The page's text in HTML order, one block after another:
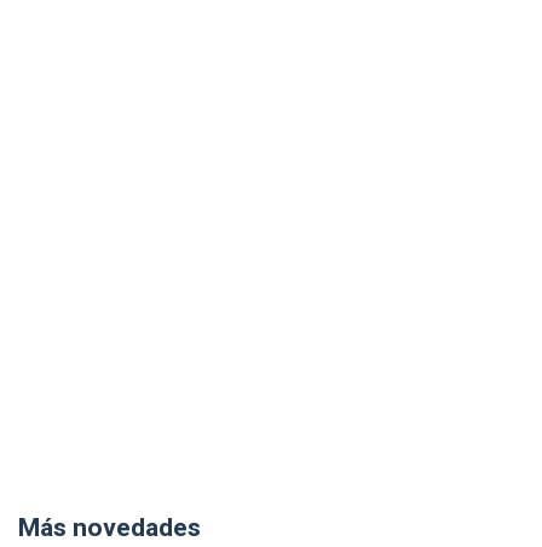
Más novedades